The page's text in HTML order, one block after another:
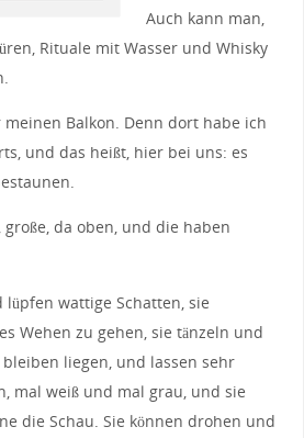
Auch kann man,
Rituale mit Wasser und Whisky
Balkon. Denn dort habe ich
und das heißt, hier bei uns: es
da oben, und die haben
wattige Schatten, sie
Wehen zu gehen, sie tänzeln und
liegen, und lassen sehr
mal weiß und mal grau, und sie
die Schau. Sie können drohen und